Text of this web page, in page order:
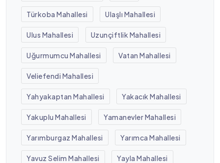
Türkoba Mahallesi Ulaşlı Mahallesi
Ulus Mahallesi Uzunçiftlik Mahallesi
Uğurmumcu Mahallesi Vatan Mahallesi
Veliefendi Mahallesi
Yahyakaptan Mahallesi Yakacık Mahallesi
Yakuplu Mahallesi Yamanevler Mahallesi
Yarımburgaz Mahallesi Yarımca Mahallesi
Yavuz Selim Mahallesi Yayla Mahallesi